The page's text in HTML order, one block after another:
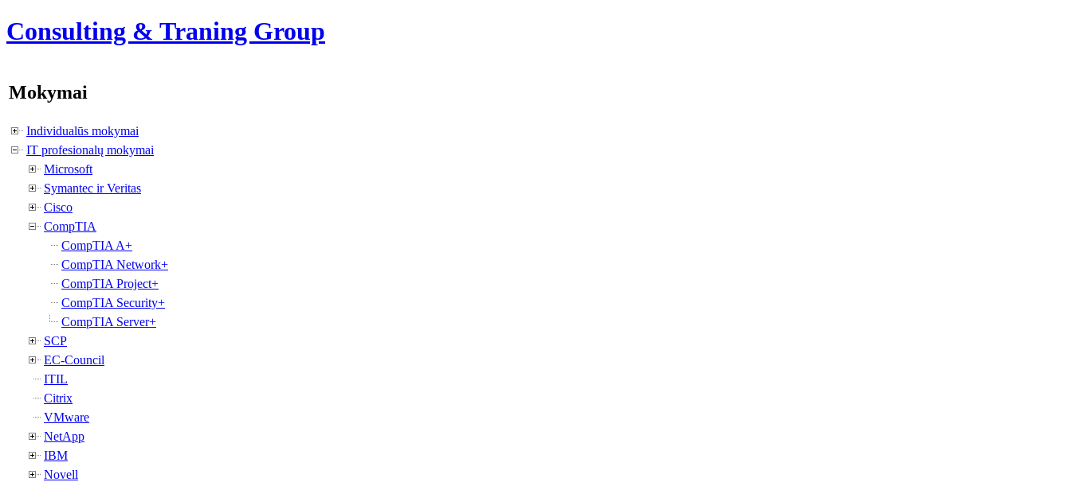
Consulting & Traning Group
Mokymai
Individualūs mokymai
IT profesionalų mokymai
Microsoft
Symantec ir Veritas
Cisco
CompTIA
CompTIA A+
CompTIA Network+
CompTIA Project+
CompTIA Security+
CompTIA Server+
SCP
EC-Council
ITIL
Citrix
VMware
NetApp
IBM
Novell